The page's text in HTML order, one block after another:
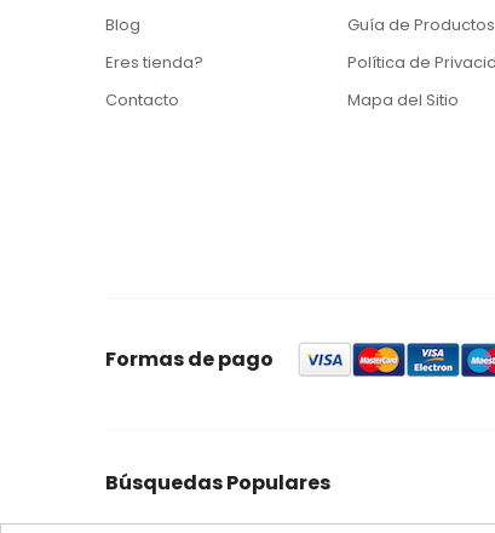
Blog
Eres tienda?
Contacto
Guía de Productos
Política de
Mapa del Sitio
Formas de pago
Búsquedas Populares